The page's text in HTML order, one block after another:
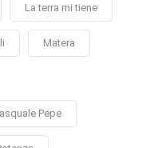
La terra mi tiene
Matera
Pepe